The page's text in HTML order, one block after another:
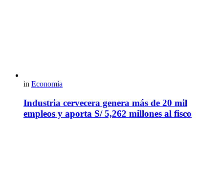
in Economía
Industria cervecera genera más de 20 mil
empleos y aporta S/ 5,262 millones al fisco